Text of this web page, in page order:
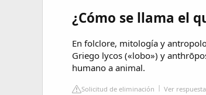
¿Cómo se llama el
En folclore, mitología y
Griego lycos («lobo») y
humano a animal.
Solicitud de eliminación Ver